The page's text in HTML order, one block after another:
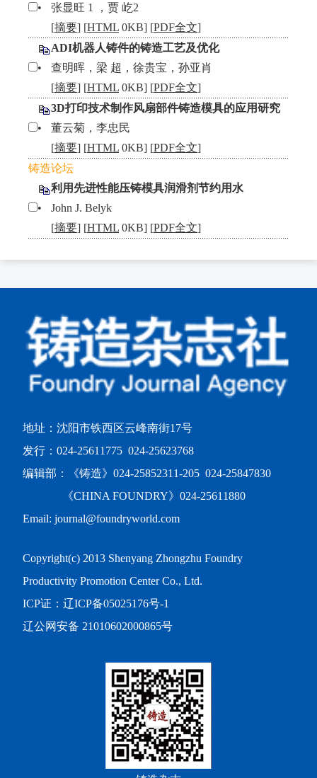
•
张显旺 1 ，贾 屹2
[摘要] [HTML 0KB] [PDF全文]
ADI机器人铸件的铸造工艺及优化
•
查明晖，梁 超，徐贵宝，孙亚肖
[摘要] [HTML 0KB] [PDF全文]
3D打印技术制作风扇部件铸造模具的应用研究
•
董云菊，李忠民
[摘要] [HTML 0KB] [PDF全文]
铸造论坛
利用先进性能压铸模具润滑剂节约用水
•
John J. Belyk
[摘要] [HTML 0KB] [PDF全文]
地址：沈阳市铁西区云峰南街17号
发行：024-25611775 024-25623768
编辑部：《铸造》024-25852311-205 024-25847830
《CHINA FOUNDRY》024-25611880
Email: journal@foundryworld.com
Copyright(c) 2013 Shenyang Zhongzhu Foundry
Productivity Promotion Center Co., Ltd.
ICP证： 辽ICP备05025176号-1
辽公网安备 21010602000865号